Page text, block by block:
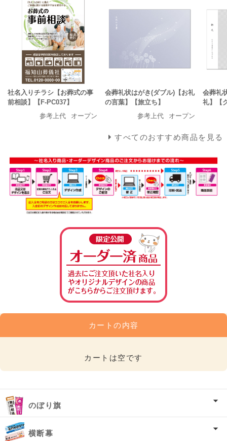
社名入りチラシ【お葬式の事
前相談】【F-PC037】
参考上代
オープン
会葬礼状はがき(ダブル)【お礼
の言葉】【旅立ち】
参考上代
オープン
会葬礼
礼】【
すべてのおすすめ商品を見る
カートの内容
カートは空です
のぼり旗
横断幕